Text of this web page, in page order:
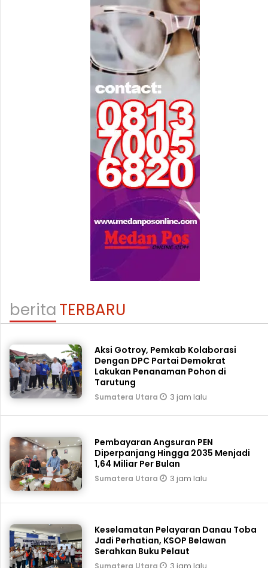
beritaTERBARU
Aksi Gotroy, Pemkab ‎Kolaborasi
Dengan DPC Partai Demokrat
Lakukan Penanaman Pohon di
Tarutung
Sumatera Utara 3 jam lalu
Pembayaran Angsuran PEN
Diperpanjang Hingga 2035 Menjadi
1,64 Miliar Per Bulan
Sumatera Utara 3 jam lalu
Keselamatan Pelayaran Danau Toba
Jadi Perhatian, KSOP Belawan
Serahkan Buku Pelaut